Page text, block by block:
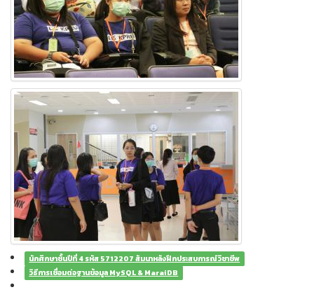
นักศึกษาชั้นปีที่ 4 รหัส 5712207 สัมนาหลังฝึกประสบการณ์วิชาชีพ
วิธีการเชื่อมต่อฐานข้อมูล MySQL & MaraiDB